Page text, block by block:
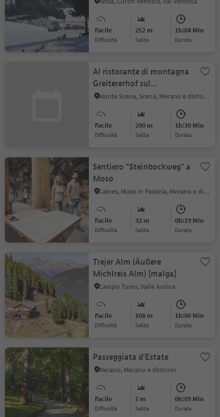
Facile
Difficoltà
252 m
Salita
1h:04 Min
durata
Al ristorante di montagna
Greitererhof sul
Montescena
Monte Scena, Scena, Merano e dintorni
Facile
Difficoltà
200 m
Salita
1h:30 Min
durata
Sentiero "Steinbockweg" a
Moso
Caines, Moso in Passiria, Merano e dintorni
Facile
Difficoltà
32 m
Salita
0h:19 Min
durata
Trejer Alm (Äußere
Michlreis Alm) [malga]
Campo Tures, Valle Aurina
Facile
Difficoltà
108 m
Salita
1h:00 Min
durata
Passeggiata d'Estate
Merano, Merano e dintorni
Facile
Difficoltà
7 m
Salita
0h:09 Min
durata